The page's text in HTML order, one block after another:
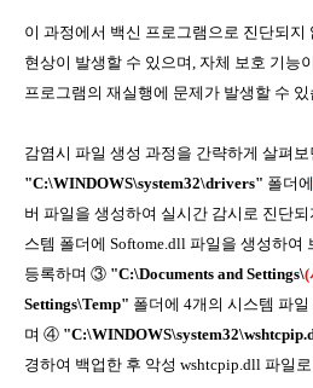
이 과정에서 백신 프로그램으로 진단되지
현상이 발생할 수 있으며, 자체 보호 기능
프로그램의 재실행에 문제가 발생할 수
감염시 파일 생성 과정을 간략하게 살펴
"C:\WINDOWS\system32\drivers" 폴더에
버 파일을 생성하여 실시간 감시로 진단
스템 폴더에 Softome.dll 파일을 생성하여
등록하며 ③ "C:\Documents and Settings\(
Settings\Temp" 폴더에 4개의 시스템 파
며 ④
경하여 백업한 후 악성 wshtcpip.dll 파일